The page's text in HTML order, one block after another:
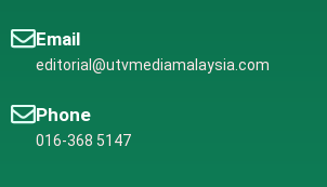
Email
editorial@utvmediamalaysia.com
Phone
016-368 5147